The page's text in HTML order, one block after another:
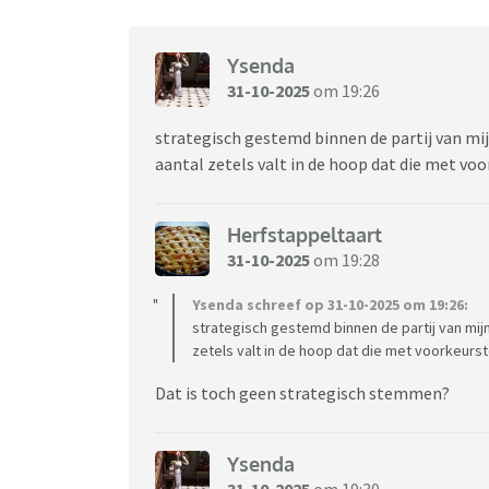
Ysenda
31-10-2025om 19:26
strategisch gestemd binnen de partij van
aantal zetels valt in de hoop dat die met
Herfstappeltaart
31-10-2025om 19:28
Ysenda schreef op 31-10-2025 om 19:26:
strategisch gestemd binnen de partij van
zetels valt in de hoop dat die met
Dat is toch geen strategisch stemmen?
Ysenda